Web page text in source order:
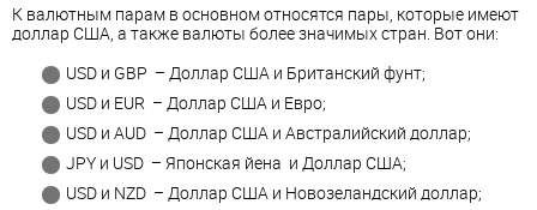
К валютным парам в основном относятся пары, которые имеют
доллар США, а также валюты более значимых стран. Вот они:
USD и GBP – Доллар США и Британский фунт;
USD и EUR – Доллар США и Евро;
USD и AUD – Доллар США и Австралийский доллар;
JPY и USD – Японская йена и Доллар США;
USD и NZD – Доллар США и Новозеландский доллар;